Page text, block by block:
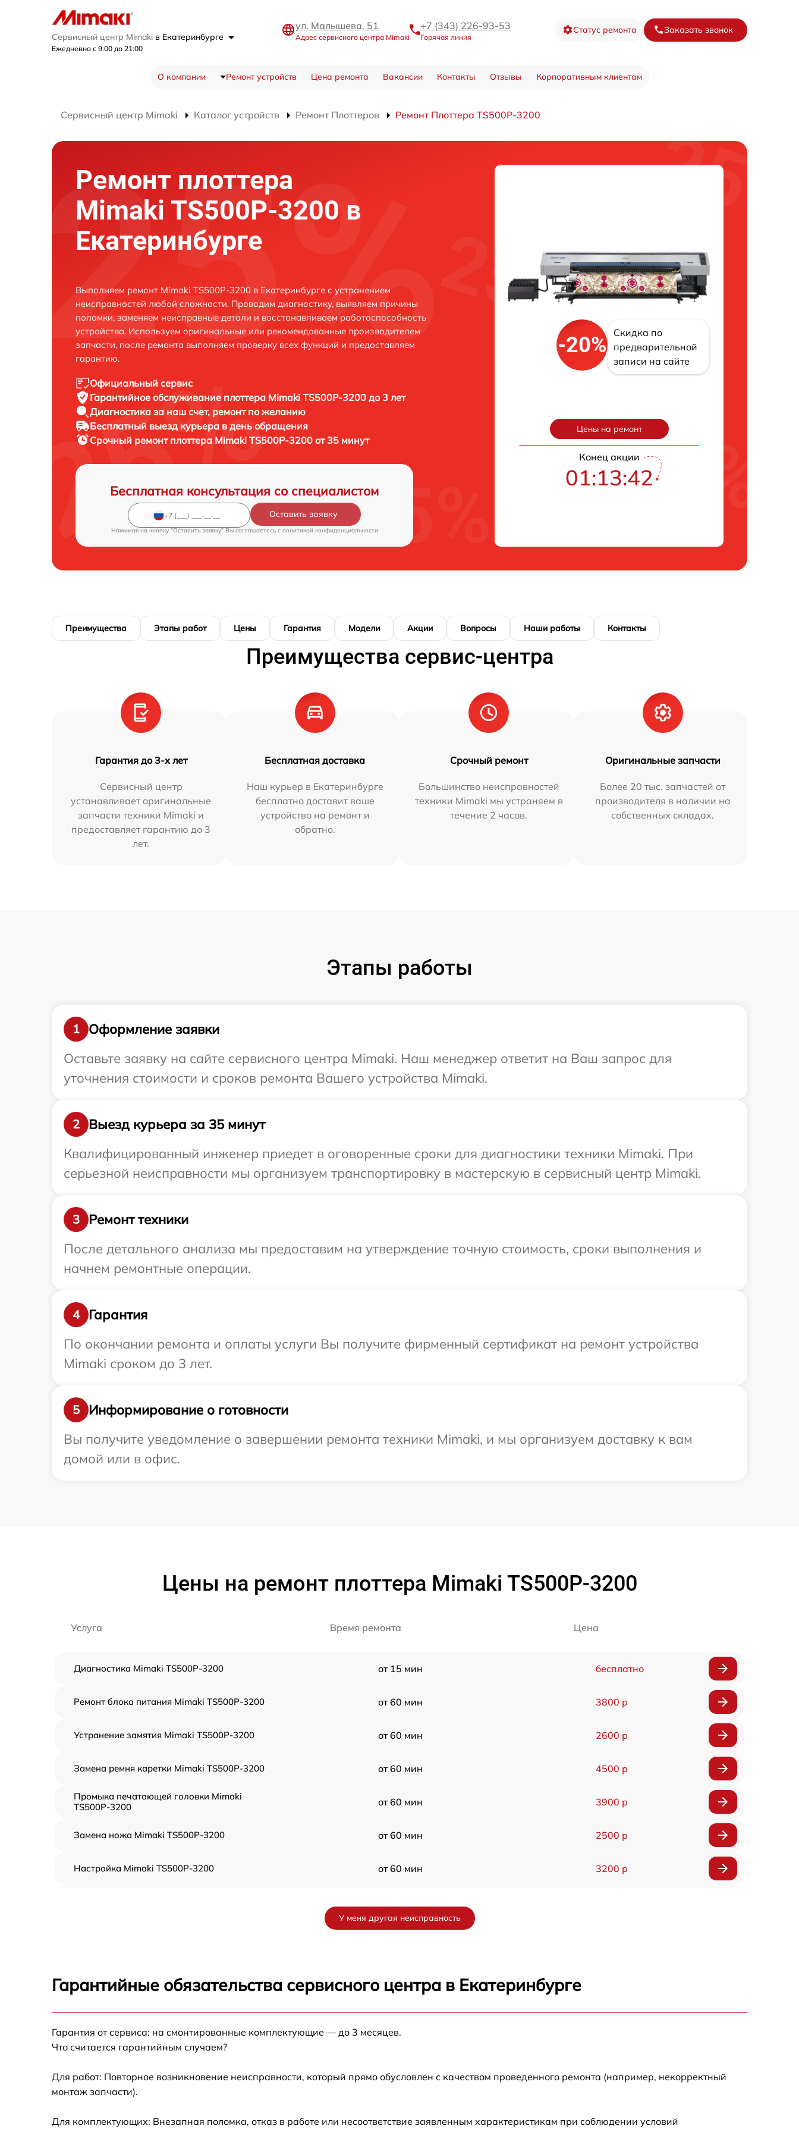
Сервисный центр Mimaki в Екатеринбурге
Ежедневно с 9:00 до 21:00
ул. Малышева, 51
Адрес сервисного центра Mimaki
+7 (343) 226-93-53
Горячая линия
Статус ремонта Заказать звонок
О компании Ремонт устройств Цена ремонта Вакансии Контакты Отзывы Корпоративным клиентам
Сервисный центр Mimaki Каталог устройств Ремонт Плоттеров Ремонт Плоттера TS500P-3200
Ремонт плоттера
Mimaki TS500P-3200 в
Екатеринбурге
Выполняем ремонт Mimaki TS500P-3200 в Екатеринбурге с устранением
неисправностей любой сложности. Проводим диагностику, выявляем причины
поломки, заменяем неисправные детали и восстанавливаем работоспособность
устройства. Используем оригинальные или рекомендованные производителем
запчасти, после ремонта выполняем проверку всех функций и предоставляем
гарантию.
Официальный сервис
Гарантийное обслуживание плоттера Mimaki TS500P-3200 до 3 лет
Диагностика за наш счет, ремонт по желанию
Бесплатный выезд курьера в день обращения
Срочный ремонт плоттера Mimaki TS500P-3200 от 35 минут
Бесплатная консультация со специалистом
Оставить заявку
Нажимая на кнопку "Оставить заявку" Вы соглашаетесь c политикой конфиденциальности
-20%
Скидка по
предварительной
записи на сайте
Цены на ремонт
Конец акции
01:13:41
Преимущества Этапы работ Цены Гарантия Модели Акции Вопросы Наши работы Контакты
Преимущества сервис-центра
Гарантия до 3-х лет
Сервисный центр
устанавливает оригинальные
запчасти техники Mimaki и
предоставляет гарантию до 3
лет.
Бесплатная доставка
Наш курьер в Екатеринбурге
бесплатно доставит ваше
устройство на ремонт и
обратно.
Срочный ремонт
Большинство неисправностей
техники Mimaki мы устраняем в
течение 2 часов.
Оригинальные запчасти
Более 20 тыс. запчастей от
производителя в наличии на
собственных складах.
Этапы работы
1
Оформление заявки
Оставьте заявку на сайте сервисного центра Mimaki. Наш менеджер ответит на Ваш запрос для
уточнения стоимости и сроков ремонта Вашего устройства Mimaki.
2
Выезд курьера за 35 минут
Квалифицированный инженер приедет в оговоренные сроки для диагностики техники Mimaki. При
серьезной неисправности мы организуем транспортировку в мастерскую в сервисный центр Mimaki.
3
Ремонт техники
После детального анализа мы предоставим на утверждение точную стоимость, сроки выполнения и
начнем ремонтные операции.
4
Гарантия
По окончании ремонта и оплаты услуги Вы получите фирменный сертификат на ремонт устройства
Mimaki сроком до 3 лет.
5
Информирование о готовности
Вы получите уведомление о завершении ремонта техники Mimaki, и мы организуем доставку к вам
домой или в офис.
Цены на ремонт плоттера Mimaki TS500P-3200
Услуга Время ремонта Цена
Диагностика Mimaki TS500P-3200 от 15 мин бесплатно
Ремонт блока питания Mimaki TS500P-3200 от 60 мин 3800 р
Устранение замятия Mimaki TS500P-3200 от 60 мин 2600 р
Замена ремня каретки Mimaki TS500P-3200 от 60 мин 4500 р
Промыка печатающей головки Mimaki
TS500P-3200
от 60 мин 3900 р
Замена ножа Mimaki TS500P-3200 от 60 мин 2500 р
Настройка Mimaki TS500P-3200 от 60 мин 3200 р
Замена трубок Mimaki TS500P-3200 от 60 мин
У меня другая неисправность
Гарантийные обязательства сервисного центра в Екатеринбурге
Гарантия от сервиса: на смонтированные комплектующие — до 3 месяцев.
Что считается гарантийным случаем?
Для работ: Повторное возникновение неисправности, который прямо обусловлен с качеством проведенного ремонта (например, некорректный
монтаж запчасти).
Для комплектующих: Внезапная поломка, отказ в работе или несоответствие заявленным характеристикам при соблюдении условий